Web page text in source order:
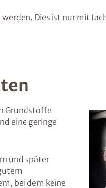
Dies ist nur mit
Grundstoffe
eine geringe
und später
bei dem keine